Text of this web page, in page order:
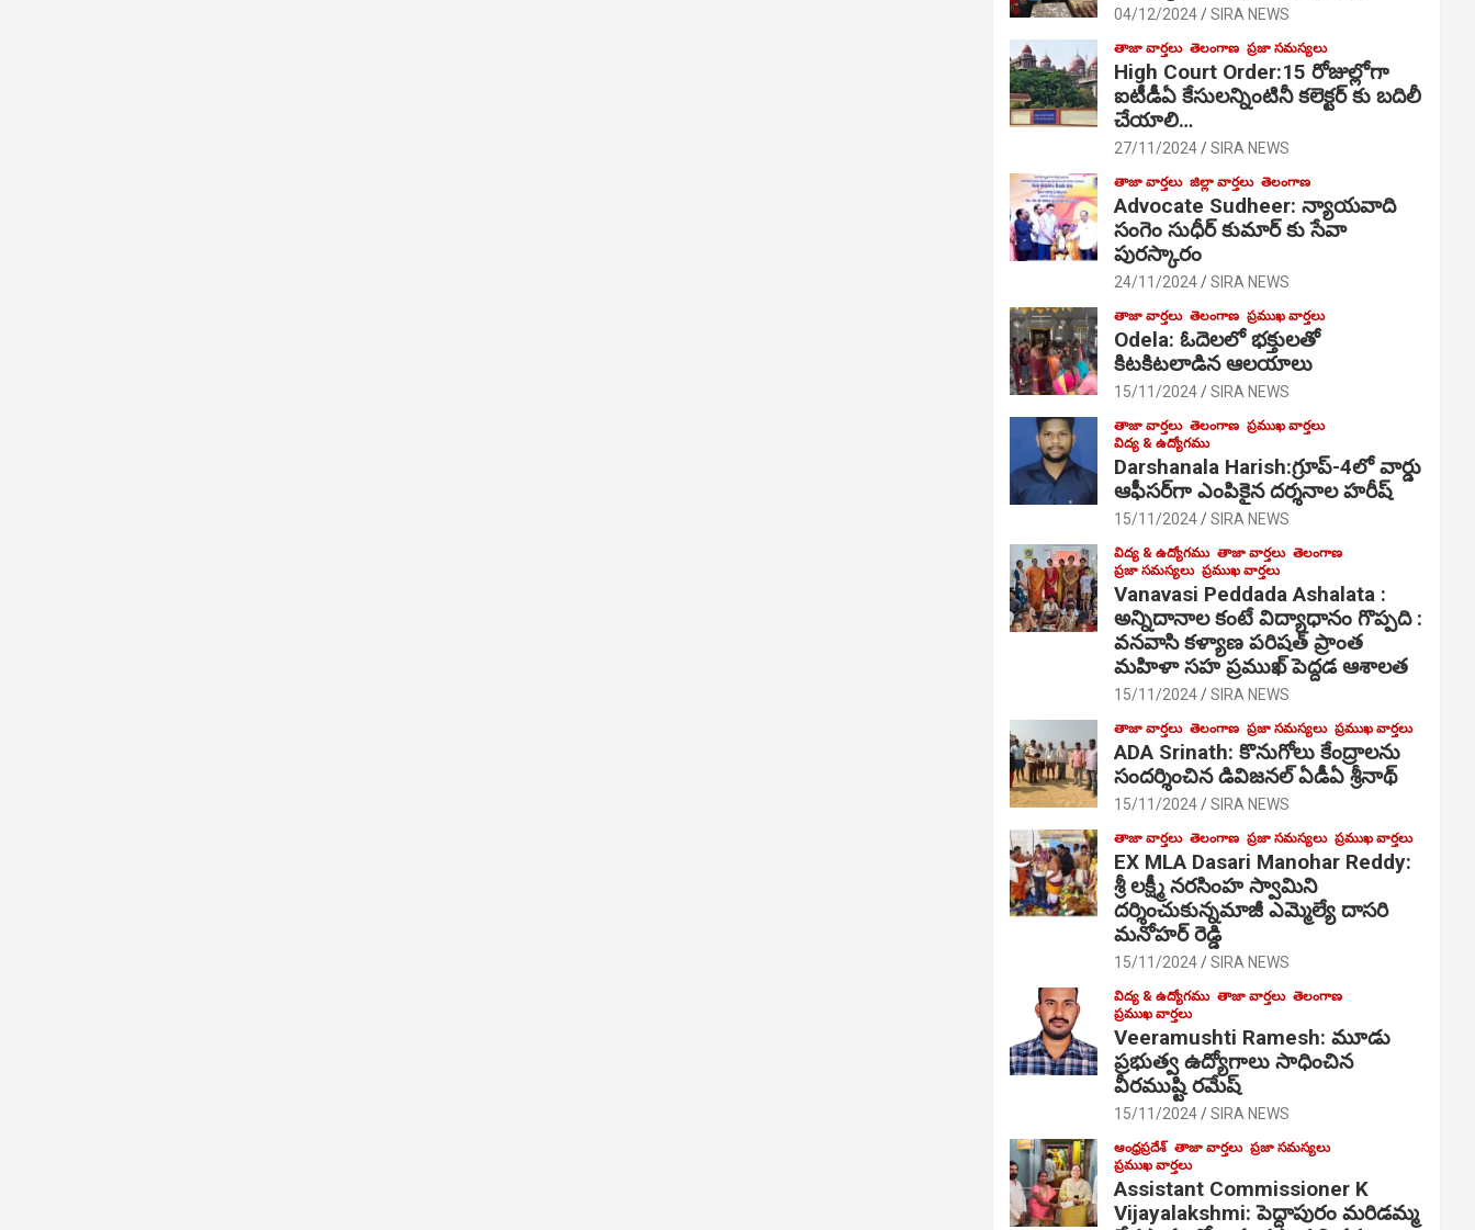
04/12/2024 SIRA NEWS
తాజా వార్తలు తెలంగాణ ప్రజా సమస్యలు
High Court Order:15 రోజుల్లోగా
ఐటీడీఏ కేసులన్నింటినీ కలెక్టర్ కు బదిలీ
చేయాలి…
27/11/2024 SIRA NEWS
తాజా వార్తలు జిల్లా వార్తలు తెలంగాణ
Advocate Sudheer: న్యాయవాది
సంగెం సుధీర్ కుమార్ కు సేవా
పురస్కారం
24/11/2024 SIRA NEWS
తాజా వార్తలు తెలంగాణ ప్రముఖ వార్తలు
Odela: ఓదెల‌లో భక్తులతో
కిటకిటలాడిన ఆల‌యాలు
15/11/2024 SIRA NEWS
తాజా వార్తలు తెలంగాణ ప్రముఖ వార్తలు
విద్య & ఉద్యోగము
Darshanala Harish:గ్రూప్-4లో వార్డు
ఆఫీసర్‌గా ఎంపికైన దర్శనాల హరీష్
15/11/2024 SIRA NEWS
విద్య & ఉద్యోగము తాజా వార్తలు తెలంగాణ
ప్రజా సమస్యలు ప్రముఖ వార్తలు
Vanavasi Peddada Ashalata :
అన్నిదానాల కంటే విద్యాధానం గొప్పది :
వనవాసి కళ్యాణ పరిషత్ ప్రాంత
మహిళా సహ ప్రముఖ్ పెద్దడ ఆశాలత
15/11/2024 SIRA NEWS
తాజా వార్తలు తెలంగాణ ప్రజా సమస్యలు ప్రముఖ వార్తలు
ADA Srinath: కొనుగోలు కేంద్రాల‌ను
సంద‌ర్శించిన డివిజనల్ ఏడీఏ శ్రీనాథ్
15/11/2024 SIRA NEWS
తాజా వార్తలు తెలంగాణ ప్రజా సమస్యలు ప్రముఖ వార్తలు
EX MLA Dasari Manohar Reddy:
శ్రీ లక్ష్మీ నరసింహ స్వామిని
దర్శించుకున్నమాజీ ఎమ్మెల్యే దాసరి
మనోహర్ రెడ్డి
15/11/2024 SIRA NEWS
విద్య & ఉద్యోగము తాజా వార్తలు తెలంగాణ
ప్రముఖ వార్తలు
Veeramushti Ramesh: మూడు
ప్రభుత్వ ఉద్యోగాలు సాధించిన
వీరముష్టి రమేష్
15/11/2024 SIRA NEWS
ఆంధ్రప్రదేశ్ తాజా వార్తలు ప్రజా సమస్యలు
ప్రముఖ వార్తలు
Assistant Commissioner K
Vijayalakshmi: పెద్దాపురం మరిడమ్మ